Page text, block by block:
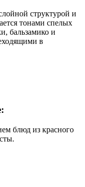
структурой и
тонами спелых
бальзамико и
в
блюд из красного